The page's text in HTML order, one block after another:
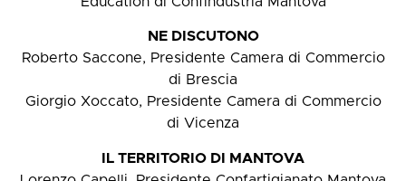
NE DISCUTONO
Roberto Saccone, Presidente Camera di Commercio
di Brescia
Giorgio Xoccato, Presidente Camera di Commercio
di Vicenza
IL TERRITORIO DI MANTOVA